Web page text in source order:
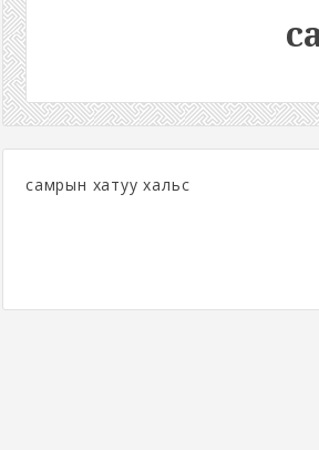
самрын хатуу хальс